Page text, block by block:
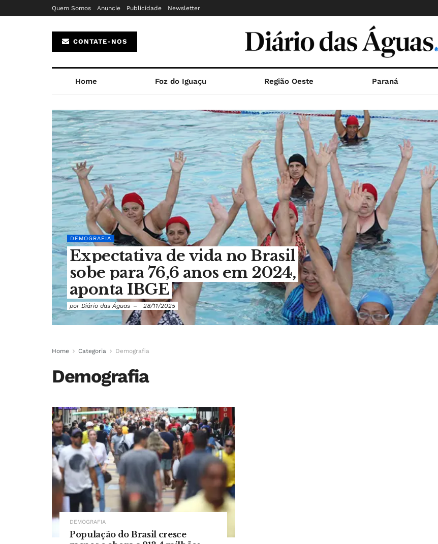
Quem Somos Anuncie Publicidade Newsletter
CONTATE-NOS
Home Foz do Iguaçu Região Oeste Paraná
DEMOGRAFIA
Expectativa de vida no Brasil
sobe para 76,6 anos em 2024,
aponta IBGE
por Diário das Águas 28/11/2025
Home Categoria Demografia
Demografia
DEMOGRAFIA
População do Brasil cresce